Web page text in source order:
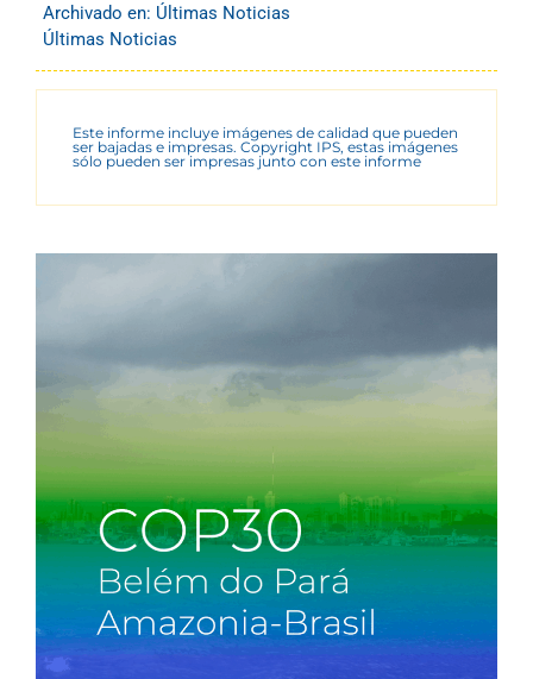
Archivado en: Últimas Noticias
Últimas Noticias
Este informe incluye imágenes de calidad que pueden
ser bajadas e impresas. Copyright IPS, estas imágenes
sólo pueden ser impresas junto con este informe